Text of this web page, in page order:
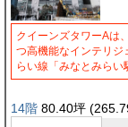
クイーンズタワーAは
つ高機能なインテリジ
らい線「みなとみら
14階 80.40坪